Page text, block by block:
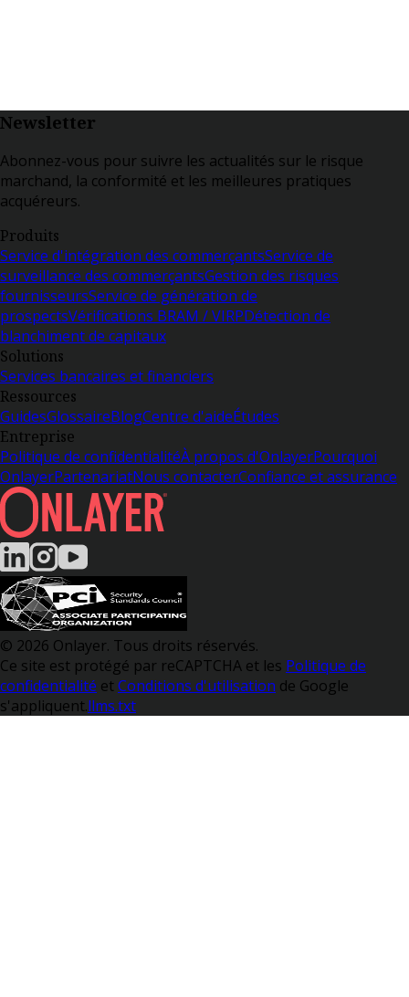
Newsletter
Abonnez-vous pour suivre les actualités sur le risque
marchand, la conformité et les meilleures pratiques
acquéreurs.
Produits
Service d'intégration des commerçantsService de
surveillance des commerçantsGestion des risques
fournisseursService de génération de
prospectsVérifications BRAM / VIRPDétection de
blanchiment de capitaux
Solutions
Services bancaires et financiers
Ressources
GuidesGlossaireBlogCentre d'aideÉtudes
Entreprise
Politique de confidentialitéÀ propos d'OnlayerPourquoi
OnlayerPartenariatNous contacterConfiance et assurance
© 2026 Onlayer. Tous droits réservés.
Ce site est protégé par reCAPTCHA et les Politique de
confidentialité etConditions d'utilisation de Google
s'appliquent.llms.txt